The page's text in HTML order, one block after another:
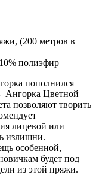
(200 метров в
полиэфир
пополнился
Ангорка Цветной
позволяют творить
лицевой или
излишни.
особенной,
будет под
из этой пряжи.